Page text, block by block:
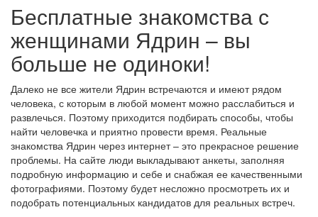
Бесплатные знакомства с
женщинами Ядрин – вы
больше не одиноки!
Далеко не все жители Ядрин встречаются и имеют рядом
человека, с которым в любой момент можно расслабиться и
развлечься. Поэтому приходится подбирать способы, чтобы
найти человечка и приятно провести время. Реальные
знакомства Ядрин через интернет – это прекрасное решение
проблемы. На сайте люди выкладывают анкеты, заполняя
подробную информацию и себе и снабжая ее качественными
фотографиями. Поэтому будет несложно просмотреть их и
подобрать потенциальных кандидатов для реальных встреч.